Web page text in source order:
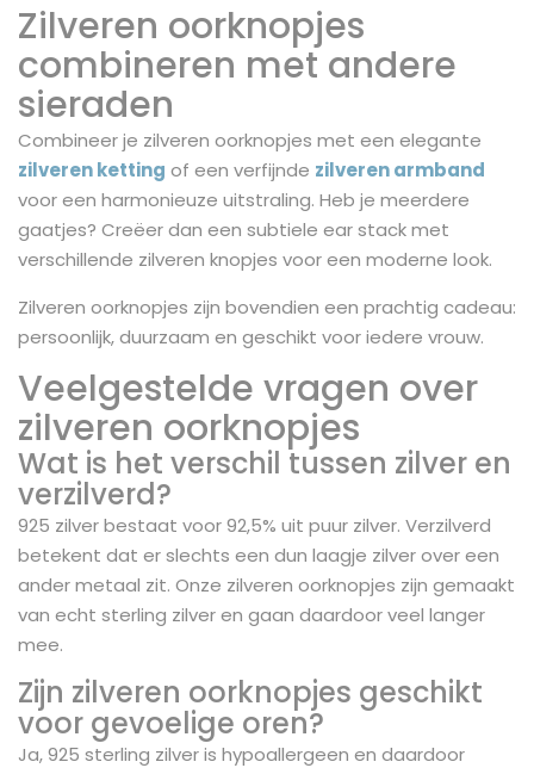
Zilveren oorknopjes
combineren met andere
sieraden
Combineer je zilveren oorknopjes met een elegante
zilveren ketting of een verfijnde zilveren armband
voor een harmonieuze uitstraling. Heb je meerdere
gaatjes? Creëer dan een subtiele ear stack met
verschillende zilveren knopjes voor een moderne look.
Zilveren oorknopjes zijn bovendien een prachtig cadeau:
persoonlijk, duurzaam en geschikt voor iedere vrouw.
Veelgestelde vragen over
zilveren oorknopjes
Wat is het verschil tussen zilver en
verzilverd?
925 zilver bestaat voor 92,5% uit puur zilver. Verzilverd
betekent dat er slechts een dun laagje zilver over een
ander metaal zit. Onze zilveren oorknopjes zijn gemaakt
van echt sterling zilver en gaan daardoor veel langer
mee.
Zijn zilveren oorknopjes geschikt
voor gevoelige oren?
Ja, 925 sterling zilver is hypoallergeen en daardoor